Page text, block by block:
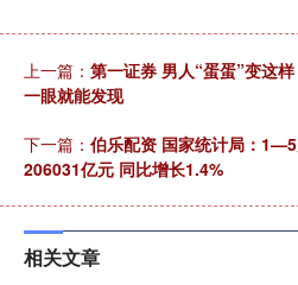
上一篇： 第一证券 男人“蛋蛋”变这
一眼就能发现
下一篇： 伯乐配资 国家统计局：
206031亿元 同比增长1.4%
相关文章